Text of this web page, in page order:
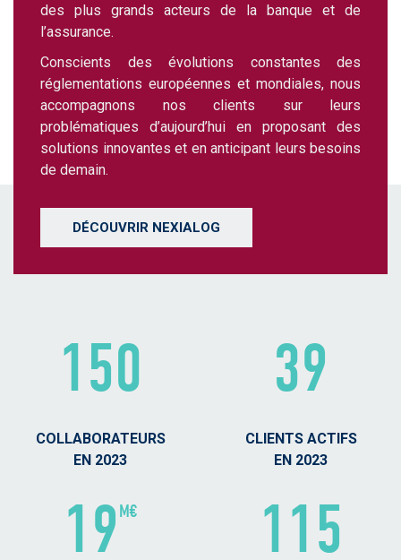
des plus grands acteurs de la banque et de
l’assurance.
Conscients des évolutions constantes des
réglementations européennes et mondiales, nous
accompagnons nos clients sur leurs
problématiques d’aujourd’hui en proposant des
solutions innovantes et en anticipant leurs besoins
de demain.
DÉCOUVRIR NEXIALOG
150
COLLABORATEURS
EN 2023
39
CLIENTS ACTIFS
EN 2023
19 M€ 115